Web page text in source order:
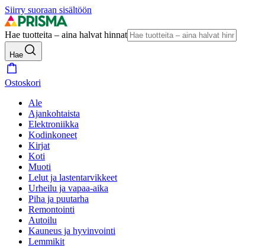
Siirry suoraan sisältöön
Hae tuotteita – aina halvat hinnat
Hae
Ostoskori
Ale
Ajankohtaista
Elektroniikka
Kodinkoneet
Kirjat
Koti
Muoti
Lelut ja lastentarvikkeet
Urheilu ja vapaa-aika
Piha ja puutarha
Remontointi
Autoilu
Kauneus ja hyvinvointi
Lemmikit